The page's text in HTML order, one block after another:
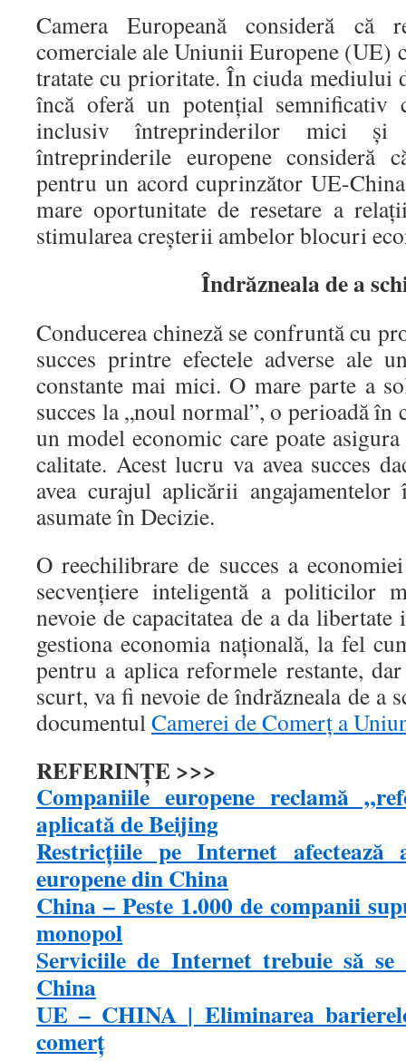
Camera Europeană consideră că
comerciale ale Uniunii Europene (UE)
tratate cu prioritate. În ciuda mediului
încă oferă un potenţial semnificativ
inclusiv întreprinderilor mici
întreprinderile europene consideră
pentru un acord cuprinzător UE-
mare oportunitate de resetare a
stimularea creşterii ambelor blocuri
Îndrăzneala de a
Conducerea chineză se confruntă cu
succes printre efectele adverse ale
constante mai mici. O mare parte a
succes la „noul normal”, o perioadă în
un model economic care poate
calitate. Acest lucru va avea succes
avea curajul aplicării angajamentelor
asumate în Decizie.
O reechilibrare de succes a
secvenţiere inteligentă a politicilor
nevoie de capacitatea de a da
gestiona economia naţională, la fel
pentru a aplica reformele restante,
scurt, va fi nevoie de îndrăzneala de a
documentul Camerei de Comerţ a
REFERINŢE >>>
Companiile europene reclamă
aplicată de Beijing
Restricțiile pe Internet afectează
europene din China
China – Peste 1.000 de companii
monopol
Serviciile de Internet trebuie să
China
UE – CHINA | Eliminarea
comerţ